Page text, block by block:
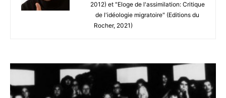
2012) et "Eloge de l'assimilation: Critique
de l'idéologie migratoire" (Editions du
Rocher, 2021)